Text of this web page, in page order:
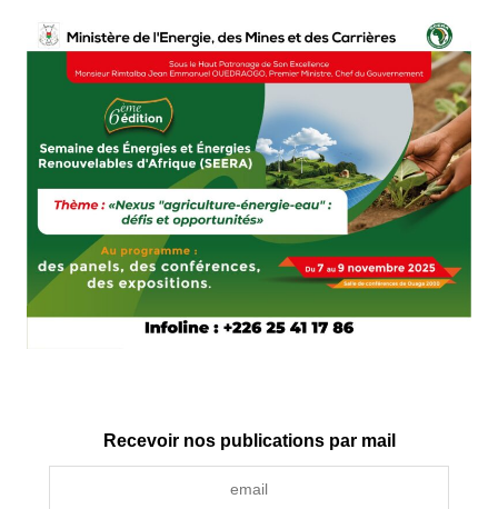
Recevoir nos publications par mail